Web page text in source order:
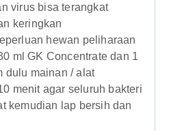
virus bisa terangkat
keringkan
hewan peliharaan
ml GK Concentrate dan 1
dulu mainan / alat
menit agar seluruh bakteri
kemudian lap bersih dan